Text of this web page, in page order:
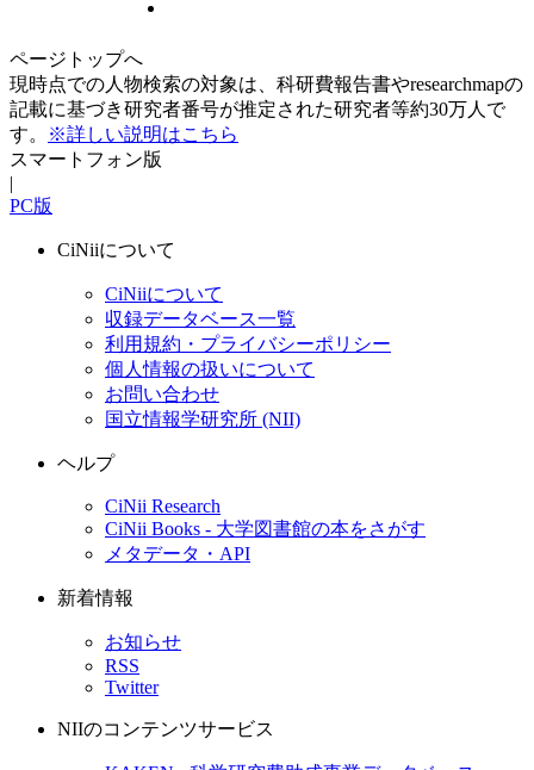
ページトップへ
現時点での人物検索の対象は、科研費報告書やresearchmapの
記載に基づき研究者番号が推定された研究者等約30万人で
す。
※詳しい説明はこちら
スマートフォン版
|
PC版
CiNiiについて
CiNiiについて
収録データベース一覧
利用規約・プライバシーポリシー
個人情報の扱いについて
お問い合わせ
国立情報学研究所 (NII)
ヘルプ
CiNii Research
CiNii Books - 大学図書館の本をさがす
メタデータ・API
新着情報
お知らせ
RSS
Twitter
NIIのコンテンツサービス